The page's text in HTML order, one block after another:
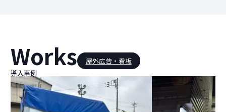
Works
導入事例
屋外広告・看板